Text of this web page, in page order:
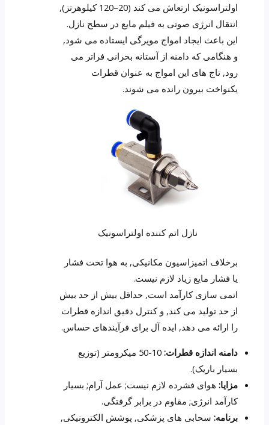
اولتراسونیک ارتعاش می کند (20–120 کیلوهرتز),
انتقال انرژی صوتی به فیلم مایع در سطح نازل.
این باعث ایجاد امواج مویرگی ایستاده می شود,
و هنگامی که دامنه از آستانه بحرانی فراتر می
رود, تاج های این امواج به عنوان قطرات
یکنواخت بیرون رانده می شوند.
نازل اتم کننده اولتراسونیک
برخلاف اتمیزاسیون مکانیکی, به هوا تحت فشار
یا فشار مایع زیاد لازم نیست.
اتمی سازی کارآمد است, حداقل بیش از حد بیش
از حد تولید می کند, و کنترل دقیق اندازه قطرات
را ارائه می دهد, ایده آل برای فرآیندهای حساس.
دامنه اندازه قطرات:
10-50 میکرومتر (توزیع
بسیار باریک).
مزایا:هوای فشرده لازم نیست; عمل آرام; بسیار
کارآمد انرژی; مقاوم در برابر گرفتگی.
برنامه:سحابی های پزشکی, پوشش الکترونیکی,